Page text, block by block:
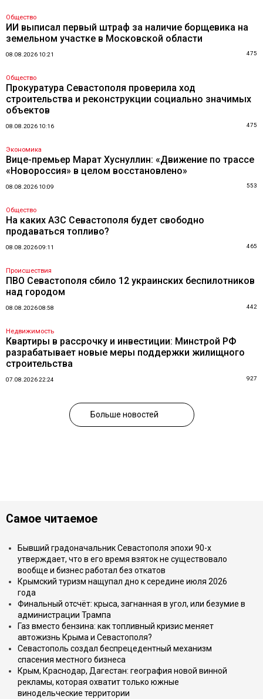
Общество
ИИ выписал первый штраф за наличие борщевика на
земельном участке в Московской области
08.08.2026 10:21 475
Общество
Прокуратура Севастополя проверила ход
строительства и реконструкции социально значимых
объектов
08.08.2026 10:16 475
Экономика
Вице-премьер Марат Хуснуллин: «Движение по трассе
«Новороссия» в целом восстановлено»
08.08.2026 10:09 553
Общество
На каких АЗС Севастополя будет свободно
продаваться топливо?
08.08.2026 09:11 465
Происшествия
ПВО Севастополя сбило 12 украинских беспилотников
над городом
08.08.2026 08:58 442
Недвижимость
Квартиры в рассрочку и инвестиции: Минстрой РФ
разрабатывает новые меры поддержки жилищного
строительства
07.08.2026 22:24 927
Больше новостей
Самое читаемое
Бывший градоначальник Севастополя эпохи 90-х
утверждает, что в его время взяток не существовало
вообще и бизнес работал без откатов
Крымский туризм нащупал дно к середине июля 2026
года
Финальный отсчёт: крыса, загнанная в угол, или безумие в
администрации Трампа
Газ вместо бензина: как топливный кризис меняет
автожизнь Крыма и Севастополя?
Севастополь создал беспрецедентный механизм
спасения местного бизнеса
Крым, Краснодар, Дагестан: география новой винной
рекламы, которая охватит только южные
винодельческие территории